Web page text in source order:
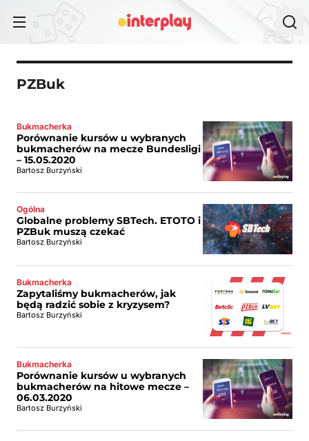
PZBuk
Bukmacherka
Porównanie kursów u wybranych
bukmacherów na mecze Bundesligi
– 15.05.2020
Bartosz Burzyński
Ogólna
Globalne problemy SBTech. ETOTO i
PZBuk muszą czekać
Bartosz Burzyński
Bukmacherka
Zapytaliśmy bukmacherów, jak
będą radzić sobie z kryzysem?
Bartosz Burzyński
Bukmacherka
Porównanie kursów u wybranych
bukmacherów na hitowe mecze –
06.03.2020
Bartosz Burzyński